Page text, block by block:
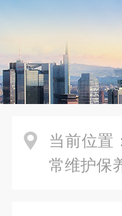
当前位置
常维护保